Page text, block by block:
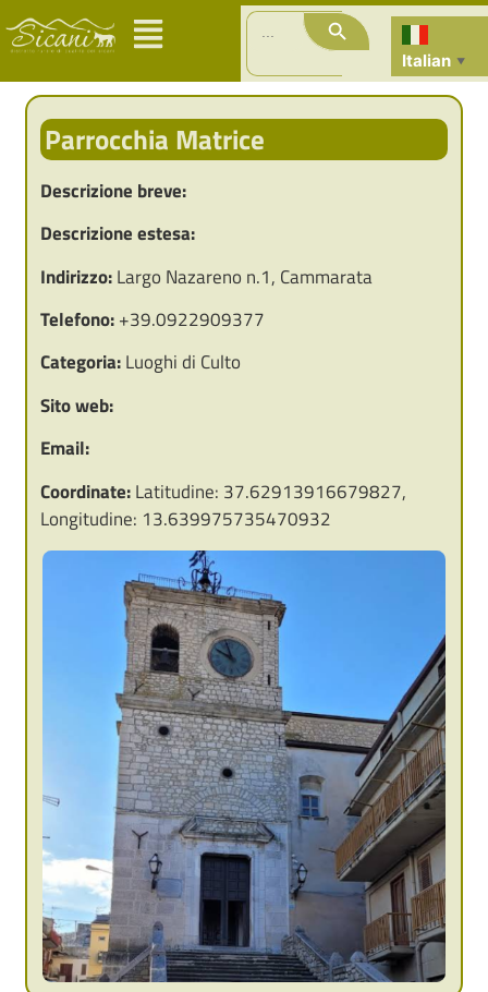
Search
for:
Search Button
Italian ▼
Parrocchia Matrice
Descrizione breve:
Descrizione estesa:
Indirizzo:Largo Nazareno n.1, Cammarata
Telefono:+39.0922909377
Categoria:Luoghi di Culto
Sito web:
Email:
Coordinate:Latitudine: 37.62913916679827,
Longitudine: 13.639975735470932